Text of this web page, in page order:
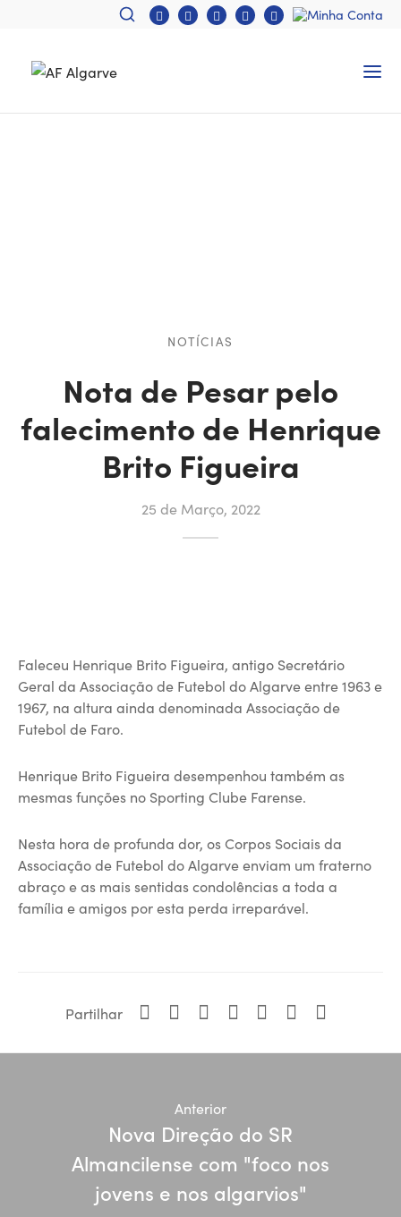
NOTÍCIAS
Nota de Pesar pelo
falecimento de Henrique
Brito Figueira
25 de Março, 2022
Faleceu Henrique Brito Figueira, antigo Secretário
Geral da Associação de Futebol do Algarve entre 1963 e
1967, na altura ainda denominada Associação de
Futebol de Faro.
Henrique Brito Figueira desempenhou também as
mesmas funções no Sporting Clube Farense.
Nesta hora de profunda dor, os Corpos Sociais da
Associação de Futebol do Algarve enviam um fraterno
abraço e as mais sentidas condolências a toda a
família e amigos por esta perda irreparável.
Partilhar
Anterior
Nova Direção do SR
Almancilense com "foco nos
jovens e nos algarvios"